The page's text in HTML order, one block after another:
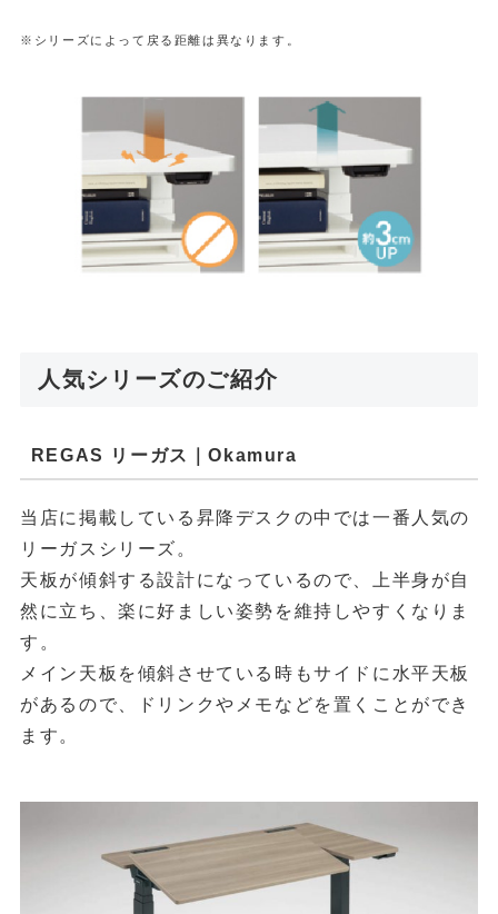
※シリーズによって戻る距離は異なります。
人気シリーズのご紹介
REGAS リーガス｜Okamura
当店に掲載している昇降デスクの中では一番人気の
リーガスシリーズ。
天板が傾斜する設計になっているので、上半身が自
然に立ち、楽に好ましい姿勢を維持しやすくなりま
す。
メイン天板を傾斜させている時もサイドに水平天板
があるので、ドリンクやメモなどを置くことができ
ます。